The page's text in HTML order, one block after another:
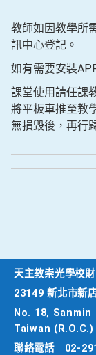
教師如因教學所
訊中心登記。
如有需要安裝
課堂使用請任課
將平板車推至教
無損毀後，再行
天主教崇光學校
23149 新北市新
No. 18,
Taiwan (R.O.C.)
聯絡電話
02-